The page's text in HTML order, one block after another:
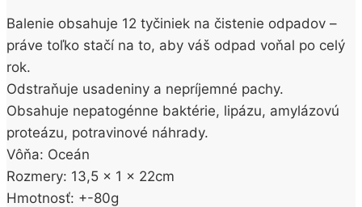
Balenie obsahuje 12 tyčiniek na čistenie odpadov –
práve toľko stačí na to, aby váš odpad voňal po celý
rok.
Odstraňuje usadeniny a nepríjemné pachy.
Obsahuje nepatogénne baktérie, lipázu, amylázovú
proteázu, potravinové náhrady.
Vôňa: Oceán
Rozmery: 13,5 x 1 x 22cm
Hmotnosť: +-80g